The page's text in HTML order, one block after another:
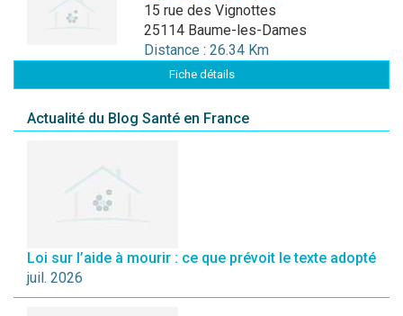
15 rue des Vignottes
25114 Baume-les-Dames
Distance : 26.34 Km
Fiche détails
Actualité du Blog Santé en France
Loi sur l’aide à mourir : ce que prévoit le texte adopté
juil. 2026